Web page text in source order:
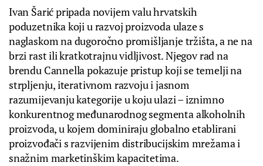
Ivan Šarić pripada novijem valu hrvatskih
poduzetnika koji u razvoj proizvoda ulaze s
naglaskom na dugoročno promišljanje tržišta, a ne na
brzi rast ili kratkotrajnu vidljivost. Njegov rad na
brendu Cannella pokazuje pristup koji se temelji na
strpljenju, iterativnom razvoju i jasnom
razumijevanju kategorije u koju ulazi – iznimno
konkurentnog međunarodnog segmenta alkoholnih
proizvoda, u kojem dominiraju globalno etablirani
proizvođači s razvijenim distribucijskim mrežama i
snažnim marketinškim kapacitetima.